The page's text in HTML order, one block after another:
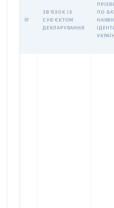
№
ЗВʼЯЗОК ІЗ
СУБʼЄКТОМ
ДЕКЛАРУВАННЯ
ПО